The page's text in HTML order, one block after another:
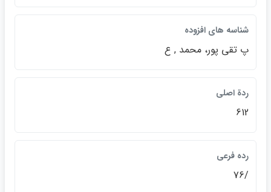
شناسه هاي افزوده
پ تقي پور، محمد , ع
ردة اصلي
612
رده فرعي
/76